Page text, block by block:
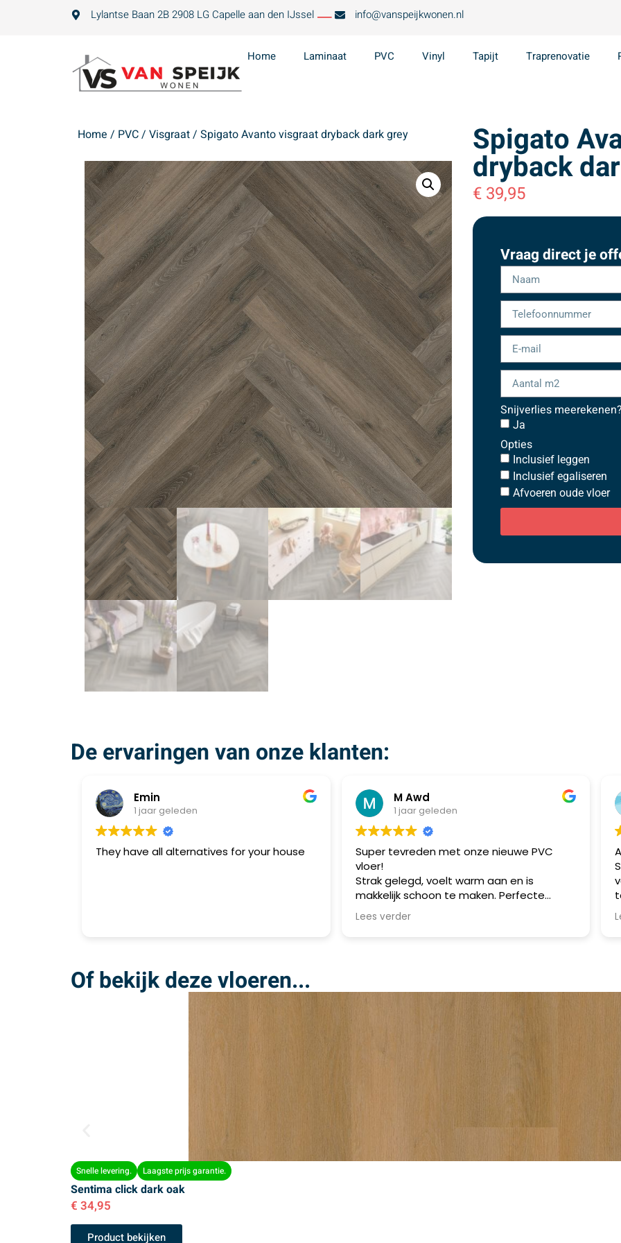
Lylantse Baan 2B 2908 LG Capelle aan den IJssel info@vanspeijkwonen.nl
Home Laminaat PVC Vinyl Tapijt Traprenovatie
Home / PVC/ Visgraat/ Spigato Avanto visgraat dryback dark grey Spigato
dryback
€ 39,95
Vraag direct je
Snijverlies meerekenen?
Ja
Opties
Inclusief leggen
Inclusief egaliseren
Afvoeren oude vloer
De ervaringen van onze klanten:
Emin
1 jaar geleden
They have all alternatives for your house
M Awd
1 jaar geleden
Super tevreden met onze nieuwe PVC
vloer!
Strak gelegd, voelt warm aan en is
makkelijk schoon te maken. Perfecte
combinatie van stijl en praktisch gebruik.
Aanrader!
Lees verder
Al
Lees
Of bekijk deze vloeren...
Snelle levering. Laagste prijs garantie.
Sentima click dark oak
€ 34,95
Product bekijken